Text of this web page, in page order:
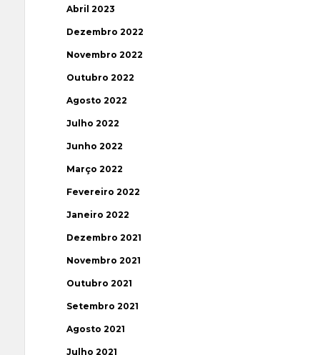
Abril 2023
Dezembro 2022
Novembro 2022
Outubro 2022
Agosto 2022
Julho 2022
Junho 2022
Março 2022
Fevereiro 2022
Janeiro 2022
Dezembro 2021
Novembro 2021
Outubro 2021
Setembro 2021
Agosto 2021
Julho 2021